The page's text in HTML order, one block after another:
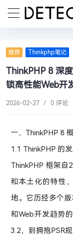
推荐 Thinkphp笔记
ThinkPHP 8 深
锁高性能Web开
2026-02-27 / 0 评论
一、ThinkPHP 8
1.1 ThinkPHP 的
ThinkPHP 框架自
和本土化的特性
地。它历经多个
和Web开发趋势
3.2，到拥抱PSR